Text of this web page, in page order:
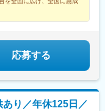
応募する
り／年休125日／